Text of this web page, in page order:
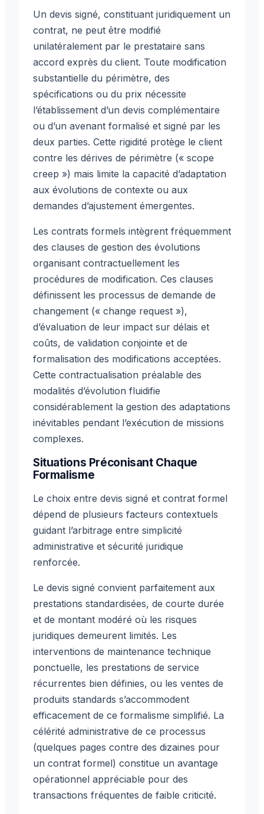
Un devis signé, constituant juridiquement un
contrat, ne peut être modifié
unilatéralement par le prestataire sans
accord exprès du client. Toute modification
substantielle du périmètre, des
spécifications ou du prix nécessite
l’établissement d’un devis complémentaire
ou d’un avenant formalisé et signé par les
deux parties. Cette rigidité protège le client
contre les dérives de périmètre (« scope
creep ») mais limite la capacité d’adaptation
aux évolutions de contexte ou aux
demandes d’ajustement émergentes.
Les contrats formels intègrent fréquemment
des clauses de gestion des évolutions
organisant contractuellement les
procédures de modification. Ces clauses
définissent les processus de demande de
changement (« change request »),
d’évaluation de leur impact sur délais et
coûts, de validation conjointe et de
formalisation des modifications acceptées.
Cette contractualisation préalable des
modalités d’évolution fluidifie
considérablement la gestion des adaptations
inévitables pendant l’exécution de missions
complexes.
Situations Préconisant Chaque
Formalisme
Le choix entre devis signé et contrat formel
dépend de plusieurs facteurs contextuels
guidant l’arbitrage entre simplicité
administrative et sécurité juridique
renforcée.
Le devis signé convient parfaitement aux
prestations standardisées, de courte durée
et de montant modéré où les risques
juridiques demeurent limités. Les
interventions de maintenance technique
ponctuelle, les prestations de service
récurrentes bien définies, ou les ventes de
produits standards s’accommodent
efficacement de ce formalisme simplifié. La
célérité administrative de ce processus
(quelques pages contre des dizaines pour
un contrat formel) constitue un avantage
opérationnel appréciable pour des
transactions fréquentes de faible criticité.